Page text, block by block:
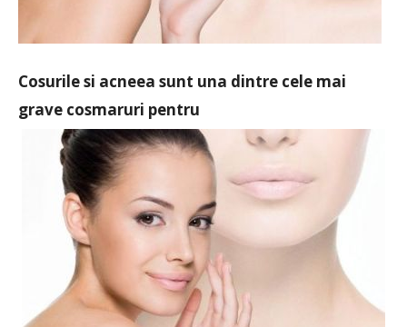
Cosurile si acneea sunt una dintre cele mai
grave cosmaruri pentru